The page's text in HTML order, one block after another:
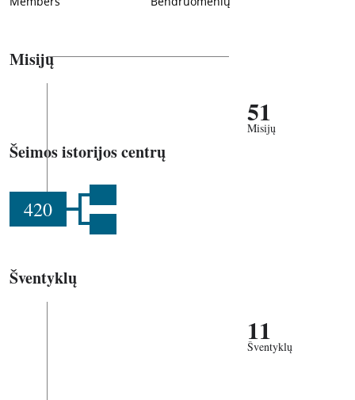
Misijų
51
Misijų
Šeimos istorijos centrų
420
Šventyklų
11
Šventyklų